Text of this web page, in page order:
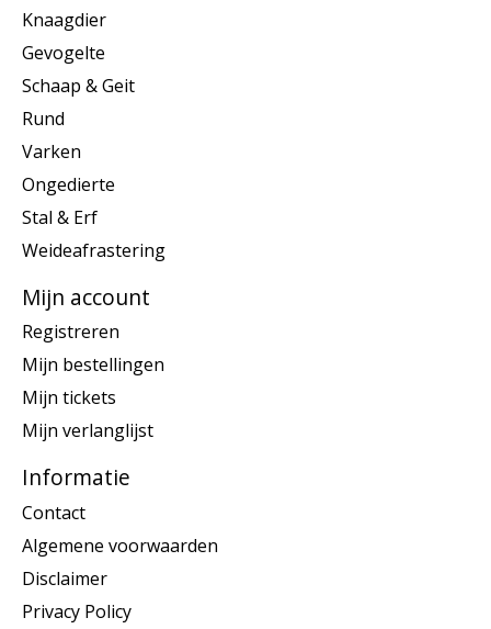
Knaagdier
Gevogelte
Schaap & Geit
Rund
Varken
Ongedierte
Stal & Erf
Weideafrastering
Mijn account
Registreren
Mijn bestellingen
Mijn tickets
Mijn verlanglijst
Informatie
Contact
Algemene voorwaarden
Disclaimer
Privacy Policy